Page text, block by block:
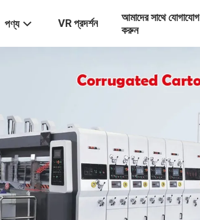
পণ্য VR প্রদর্শন
আমাদের সাথে যোগাযোগ
করুন